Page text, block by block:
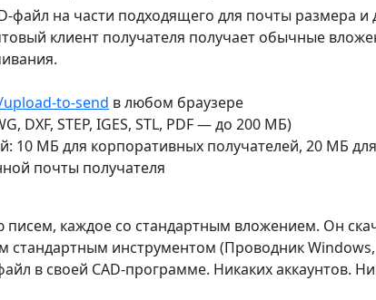
файл на части подходящего для почты размера и
клиент получателя получает обычные
to-send в любом браузере
DXF, STEP, IGES, STL, PDF — до 200 МБ)
10 МБ для корпоративных получателей, 20 МБ
почты получателя
писем, каждое со стандартным вложением. Он
стандартным инструментом (Проводник Windows,
в своей CAD-программе. Никаких аккаунтов.